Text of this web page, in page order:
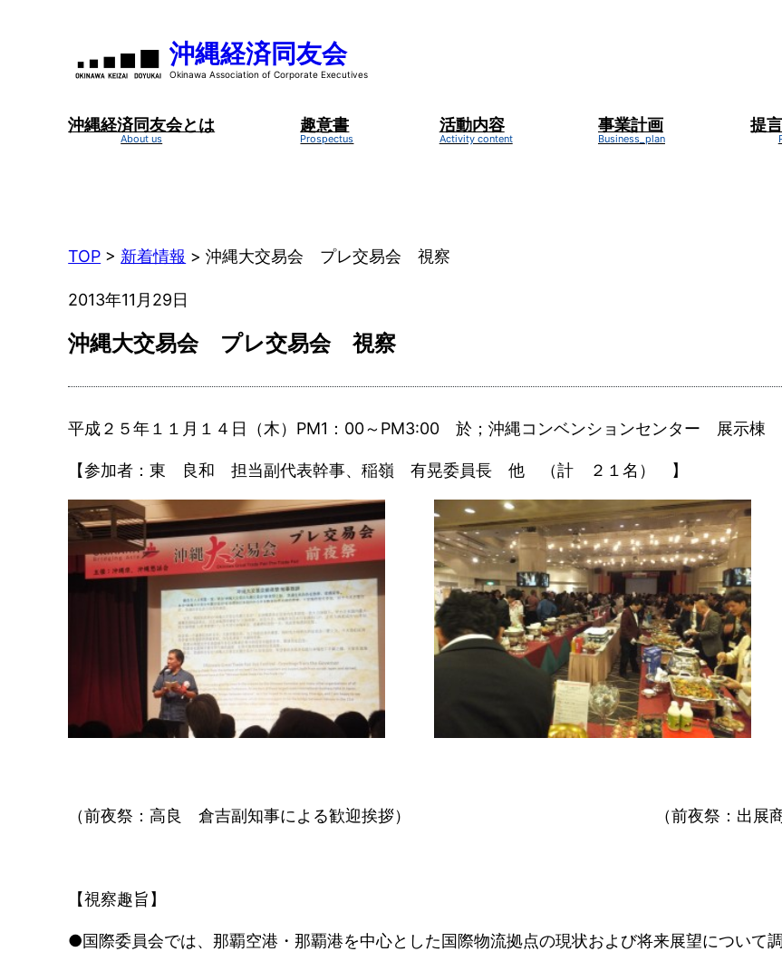
沖縄経済同友会
沖縄経済同友会とは 趣意書 活動内容 事業計画 提
TOP > 新着情報 >沖縄大交易会 プレ交易会 視察
2013年11月29日
沖縄大交易会 プレ交易会 視察
平成２５年１１月１４日（木）PM1：00～PM3:00 於；沖縄コンベンションセンター 展示棟
【参加者：東 良和 担当副代表幹事、稲嶺 有晃委員長 他 （計 ２１名） 】
（前夜祭：高良 倉吉副知事による歓迎挨拶） （前夜祭：出展商品のバ
【視察趣旨】
●国際委員会では、那覇空港・那覇港を中心とした国際物流拠点の現状および将来展望について